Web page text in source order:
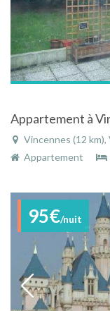
Vincennes (12
Appartement
95€/nuit